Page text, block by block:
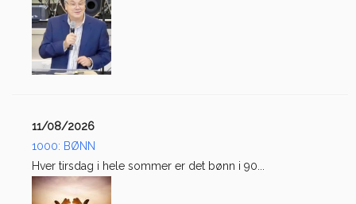
11/08/2026
1000: BØNN
Hver tirsdag i hele sommer er det bønn i 90...